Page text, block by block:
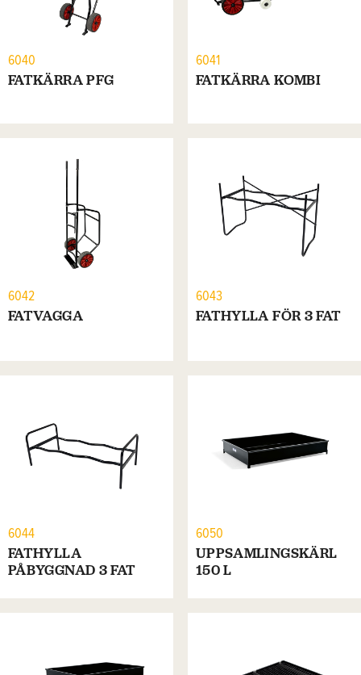
6040
FATKÄRRA PFG
6041
FATKÄRRA KOMBI
6042
FATVAGGA
6043
FATHYLLA FÖR 3 FAT
6044
FATHYLLA
PÅBYGGNAD 3 FAT
6050
UPPSAMLINGSKÄRL
150 L